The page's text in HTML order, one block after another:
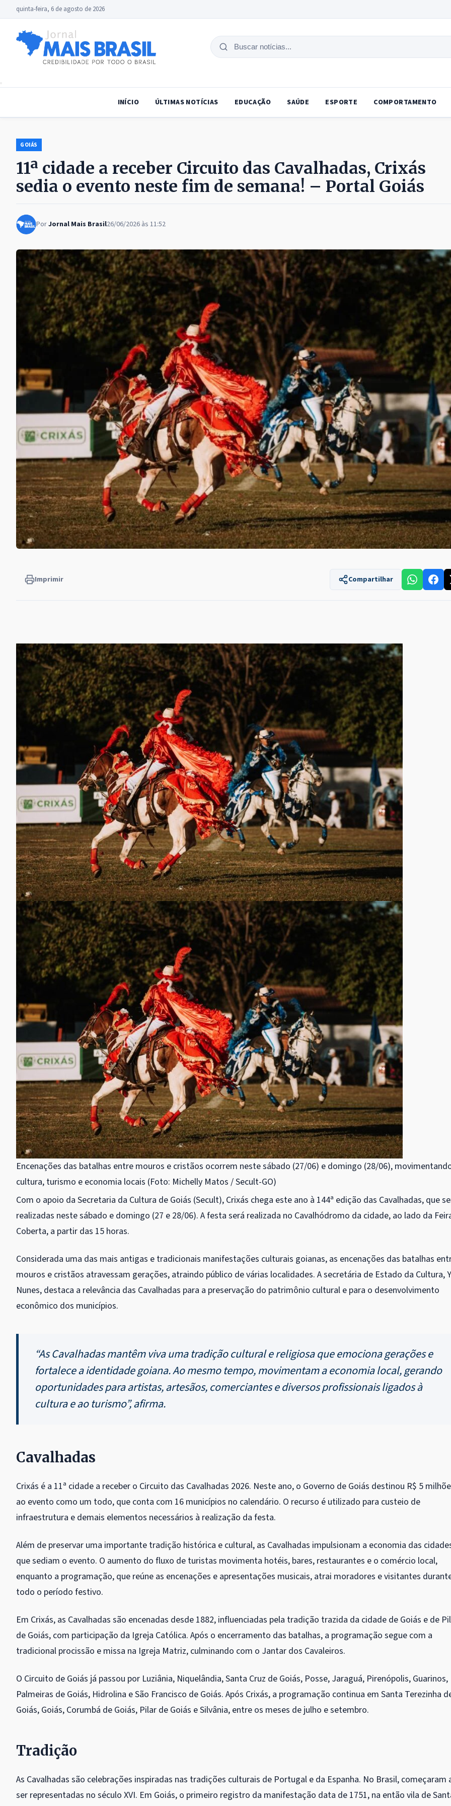
quinta-feira, 6 de agosto de 2026
Buscar
INÍCIO ÚLTIMAS NOTÍCIAS EDUCAÇÃO SAÚDE ESPORTE COMPORTAMENTO
GOIÁS
11ª cidade a receber Circuito das Cavalhadas, Crixás
sedia o evento neste fim de semana! – Portal Goiás
PorJornal Mais Brasil26/06/2026 às 11:52
Imprimir Compartilhar
Encenações das batalhas entre mouros e cristãos ocorrem neste sábado (27/06) e domingo (28/06),
cultura, turismo e economia locais (Foto: Michelly Matos / Secult-GO)
Com o apoio da Secretaria da Cultura de Goiás (Secult), Crixás chega este ano à 144ª edição das Cavalhadas, que
realizadas neste sábado e domingo (27 e 28/06). A festa será realizada no Cavalhódromo da cidade, ao lado da
Coberta, a partir das 15 horas.
Considerada uma das mais antigas e tradicionais manifestações culturais goianas, as encenações das batalhas
mouros e cristãos atravessam gerações, atraindo público de várias localidades. A secretária de Estado da Cultura,
Nunes, destaca a relevância das Cavalhadas para a preservação do patrimônio cultural e para o desenvolvimento
econômico dos municípios.
“As Cavalhadas mantêm viva uma tradição cultural e religiosa que emociona gerações e
fortalece a identidade goiana. Ao mesmo tempo, movimentam a economia local, gerando
oportunidades para artistas, artesãos, comerciantes e diversos profissionais ligados à
cultura e ao turismo”, afirma.
Cavalhadas
Crixás é a 11ª cidade a receber o Circuito das Cavalhadas 2026. Neste ano, o Governo de Goiás destinou R$ 5
ao evento como um todo, que conta com 16 municípios no calendário. O recurso é utilizado para custeio de
infraestrutura e demais elementos necessários à realização da festa.
Além de preservar uma importante tradição histórica e cultural, as Cavalhadas impulsionam a economia das
que sediam o evento. O aumento do fluxo de turistas movimenta hotéis, bares, restaurantes e o comércio local,
enquanto a programação, que reúne as encenações e apresentações musicais, atrai moradores e visitantes
todo o período festivo.
Em Crixás, as Cavalhadas são encenadas desde 1882, influenciadas pela tradição trazida da cidade de Goiás e de
de Goiás, com participação da Igreja Católica. Após o encerramento das batalhas, a programação segue com a
tradicional procissão e missa na Igreja Matriz, culminando com o Jantar dos Cavaleiros.
O Circuito de Goiás já passou por Luziânia, Niquelândia, Santa Cruz de Goiás, Posse, Jaraguá, Pirenópolis, Guarinos,
Palmeiras de Goiás, Hidrolina e São Francisco de Goiás. Após Crixás, a programação continua em Santa Terezinha
Goiás, Goiás, Corumbá de Goiás, Pilar de Goiás e Silvânia, entre os meses de julho e setembro.
Tradição
As Cavalhadas são celebrações inspiradas nas tradições culturais de Portugal e da Espanha. No Brasil, começaram
ser representadas no século XVI. Em Goiás, o primeiro registro da manifestação data de 1751, na então vila de